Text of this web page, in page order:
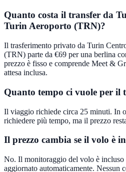
Quanto costa il transfer da
Turin Aeroporto (TRN)?
Il trasferimento privato da Turin
(TRN) parte da €69 per una berlina
prezzo è fisso e comprende Meet &
attesa inclusa.
Quanto tempo ci vuole per il
Il viaggio richiede circa 25 minuti. In
richiedere più tempo, ma il prezzo
Il prezzo cambia se il volo è
No. Il monitoraggio del volo è incluso
aggiornato automaticamente. Nessun